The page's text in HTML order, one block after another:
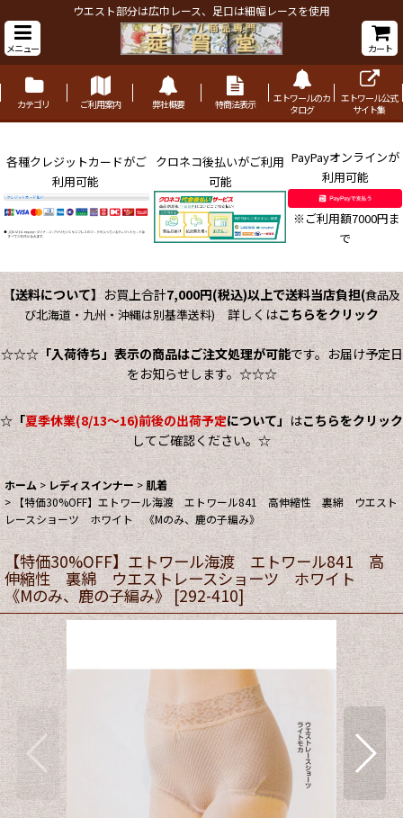
ウエスト部分は広巾レース、足口は細幅レースを使用
メニュー カート
カテゴリ ご利用案内 弊社概要 特商法表示
エトワールのカ
タログ
エトワール公式
サイト集
各種クレジットカードがご
利用可能
クロネコ後払いがご利用
可能
PayPayオンラインが
利用可能
※ご利用額7000円ま
で
【送料について】 お買上合計7,000円(税込)以上で送料当店負担(食品及
び北海道・九州・沖縄は別基準送料)詳しくはこちらをクリック
☆☆☆「入荷待ち」表示の商品はご注文処理が可能です。お届け予定日
をお知らせします。☆☆☆
☆「夏季休業(8/13～16)前後の出荷予定について」はこちらをクリック
してご確認ください。☆
ホーム > レディスインナー > 肌着
>
【特価30%OFF】エトワール海渡 エトワール841 高伸縮性 裏綿 ウエスト
レースショーツ ホワイト 《Mのみ、鹿の子編み》
【特価30%OFF】エトワール海渡 エトワール841 高
伸縮性 裏綿 ウエストレースショーツ ホワイト
《Mのみ、鹿の子編み》 [292-410]